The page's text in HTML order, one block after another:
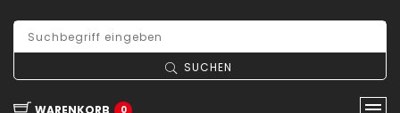
SUCHEN
WARENKORB 0